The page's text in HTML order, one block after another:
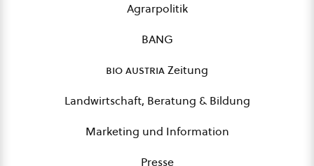
Agrarpolitik
BANG
bio austriaZeitung
Landwirtschaft, Beratung & Bildung
Marketing und Information
Presse